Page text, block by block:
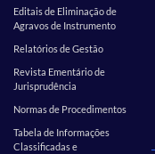
Editais de Eliminação de
Agravos de Instrumento
Relatórios de Gestão
Revista Ementário de
Jurisprudência
Normas de Procedimentos
Tabela de Informações
Classificadas e